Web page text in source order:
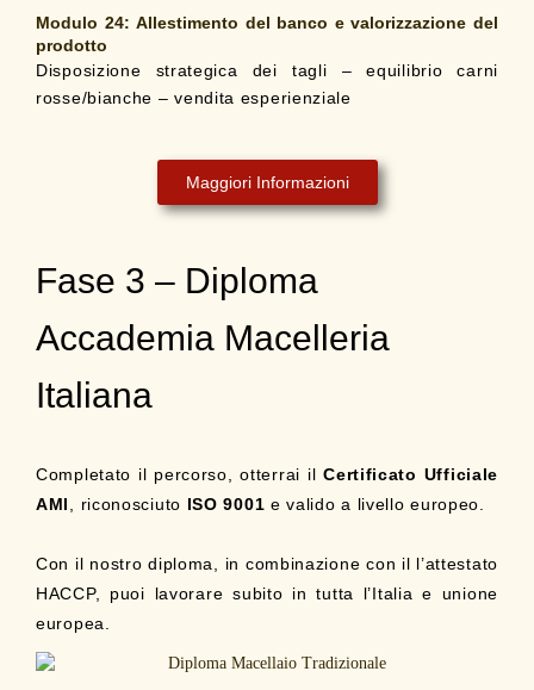
Modulo 24:Allestimento del banco e valorizzazione del
prodotto
Disposizione strategica dei tagli – equilibrio carni
rosse/bianche – vendita esperienziale
Maggiori Informazioni
Fase 3 – Diploma
Accademia Macelleria
Italiana
Completato il percorso, otterrai ilCertificato Ufficiale
AMI
, riconosciuto ISO 9001 e valido a livello europeo.
Con il nostro diploma, in combinazione con il l’attestato
HACCP, puoi lavorare subito in tutta l’Italia e unione
europea.